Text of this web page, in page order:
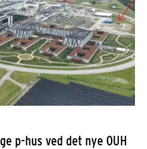
p-hus ved det nye OUH